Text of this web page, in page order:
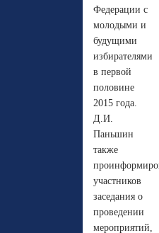
Федерации с
молодыми и
будущими
избирателями
в первой
половине
2015 года.
Д.И.
Паньшин
также
участников
заседания о
проведении
мероприятий,